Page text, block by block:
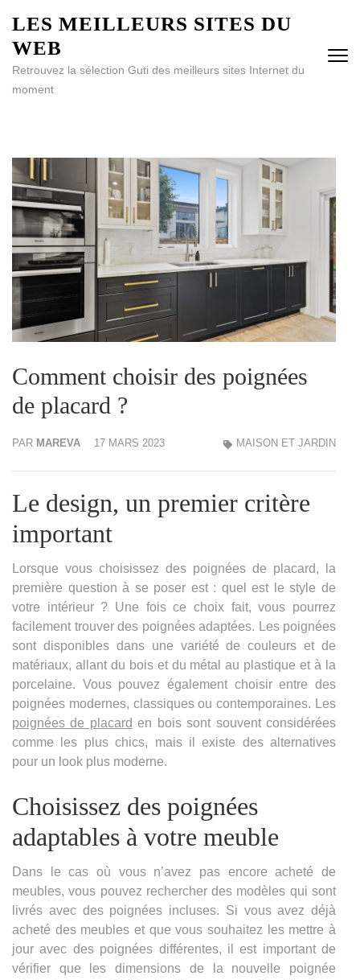
au
contenu
(Pressez
Entrée)
LES MEILLEURS SITES DU
WEB
Retrouvez la sélection Guti des meilleurs sites Internet du
moment
Comment choisir des poignées
de placard ?
PAR MAREVA 17 MARS 2023 MAISON ET JARDIN
Le design, un premier critère
important
Lorsque vous choisissez des poignées de placard, la
première question à se poser est : quel est le style de
votre intérieur ? Une fois ce choix fait, vous pourrez
facilement trouver des poignées adaptées. Les poignées
sont disponibles dans une variété de couleurs et de
matériaux, allant du bois et du métal au plastique et à la
porcelaine. Vous pouvez également choisir entre des
poignées modernes, classiques ou contemporaines. Les
poignées de placard en bois sont souvent considérées
comme les plus chics, mais il existe des alternatives
pour un look plus moderne.
Choisissez des poignées
adaptables à votre meuble
Dans le cas où vous n’avez pas encore acheté de
meubles, vous pouvez rechercher des modèles qui sont
livrés avec des poignées incluses. Si vous avez déjà
acheté des meubles et que vous souhaitez les mettre à
jour avec des poignées différentes, il est important de
vérifier que les dimensions de la nouvelle poignée